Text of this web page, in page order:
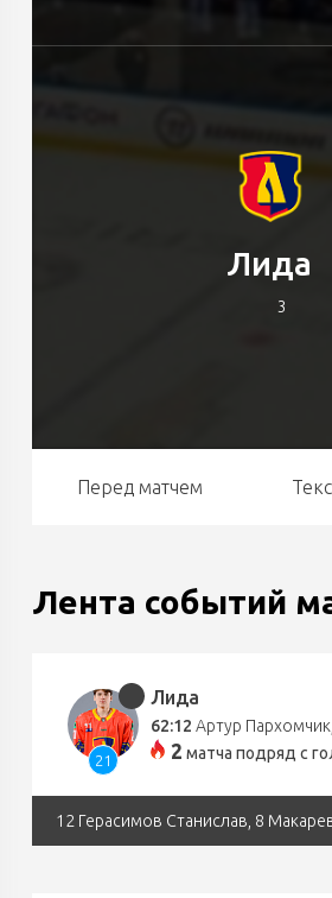
Лида
3
Перед матчем
Лента событий
21
Лида
62:12 Артур Пархомчик
2 матчa подряд с